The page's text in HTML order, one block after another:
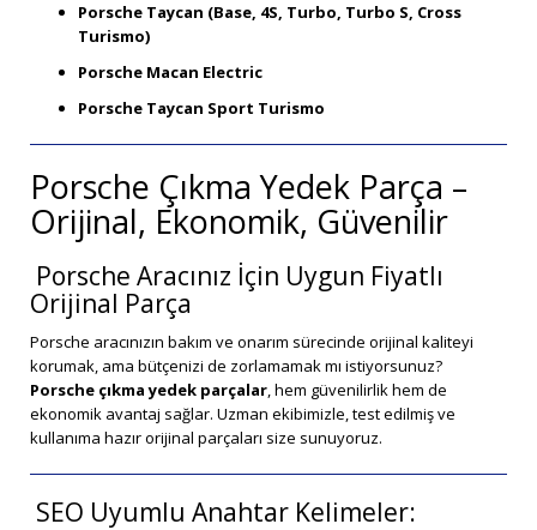
Porsche Taycan (Base, 4S, Turbo, Turbo S, Cross
Turismo)
Porsche Macan Electric
Porsche Taycan Sport Turismo
Porsche Çıkma Yedek Parça –
Orijinal, Ekonomik, Güvenilir
Porsche Aracınız İçin Uygun Fiyatlı
Orijinal Parça
Porsche aracınızın bakım ve onarım sürecinde orijinal kaliteyi
korumak, ama bütçenizi de zorlamamak mı istiyorsunuz?
Porsche çıkma yedek parçalar, hem güvenilirlik hem de
ekonomik avantaj sağlar. Uzman ekibimizle, test edilmiş ve
kullanıma hazır orijinal parçaları size sunuyoruz.
SEO Uyumlu Anahtar Kelimeler: